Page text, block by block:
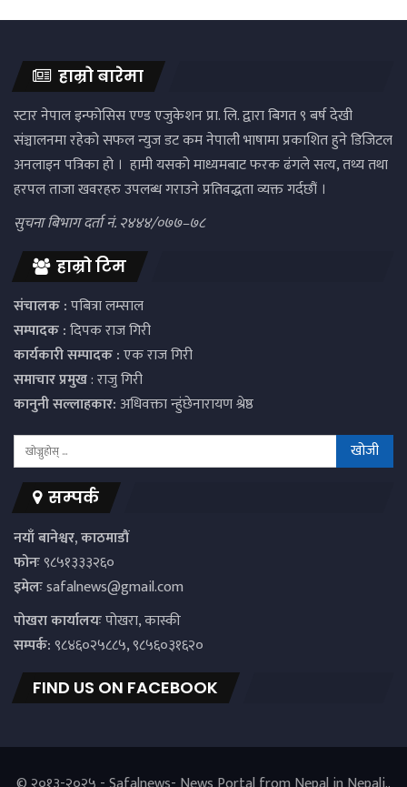
हाम्रो बारेमा
स्टार नेपाल इन्फोसिस एण्ड एजुकेशन प्रा. लि. द्वारा बिगत ९ बर्ष देखी
संञ्चालनमा रहेको सफल न्युज डट कम नेपाली भाषामा प्रकाशित हुने डिजिटल
अनलाइन पत्रिका हो । हामी यसको माध्यमबाट फरक ढंगले सत्य, तथ्य तथा
हरपल ताजा खवरहरु उपलब्ध गराउने प्रतिवद्धता व्यक्त गर्दछौं ।
सुचना बिभाग दर्ता नं. २४४४/०७७–७८
हाम्रो टिम
संचालक :पबित्रा लम्साल
सम्पादक :दिपक राज गिरी
कार्यकारी सम्पादक :एक राज गिरी
समाचार प्रमुख: राजु गिरी
कानुनी सल्लाहकार:अधिवक्ता न्हुंछेनारायण श्रेष्ठ
सम्पर्क
नयाँ बानेश्वर, काठमाडौं
फोनः९८५१३३३२६०
इमेलःsafalnews@gmail.com
पाेखरा कार्यालयःपोखरा, कास्की
सम्पर्क:९८४६०२५८८५, ९८५६०३१६२०
FIND US ON FACEBOOK